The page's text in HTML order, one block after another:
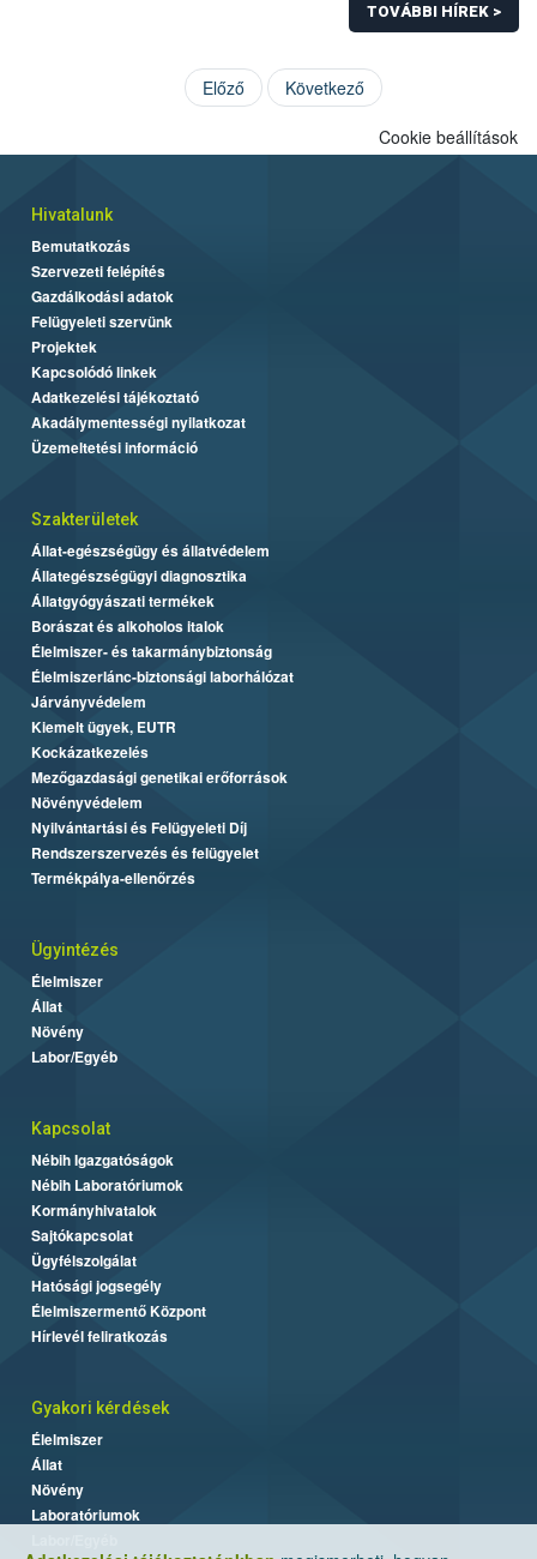
TOVÁBBI HÍREK >
Előző Következő
Cookie beállítások
Hivatalunk
Bemutatkozás
Szervezeti felépítés
Gazdálkodási adatok
Felügyeleti szervünk
Projektek
Kapcsolódó linkek
Adatkezelési tájékoztató
Akadálymentességi nyilatkozat
Üzemeltetési információ
Szakterületek
Állat-egészségügy és állatvédelem
Állategészségügyi diagnosztika
Állatgyógyászati termékek
Borászat és alkoholos italok
Élelmiszer- és takarmánybiztonság
Élelmiszerlánc-biztonsági laborhálózat
Járványvédelem
Kiemelt ügyek, EUTR
Kockázatkezelés
Mezőgazdasági genetikai erőforrások
Növényvédelem
Nyilvántartási és Felügyeleti Díj
Rendszerszervezés és felügyelet
Termékpálya-ellenőrzés
Ügyintézés
Élelmiszer
Állat
Növény
Labor/Egyéb
Kapcsolat
Nébih Igazgatóságok
Nébih Laboratóriumok
Kormányhivatalok
Sajtókapcsolat
Ügyfélszolgálat
Hatósági jogsegély
Élelmiszermentő Központ
Hírlevél feliratkozás
Gyakori kérdések
Élelmiszer
Állat
Növény
Laboratóriumok